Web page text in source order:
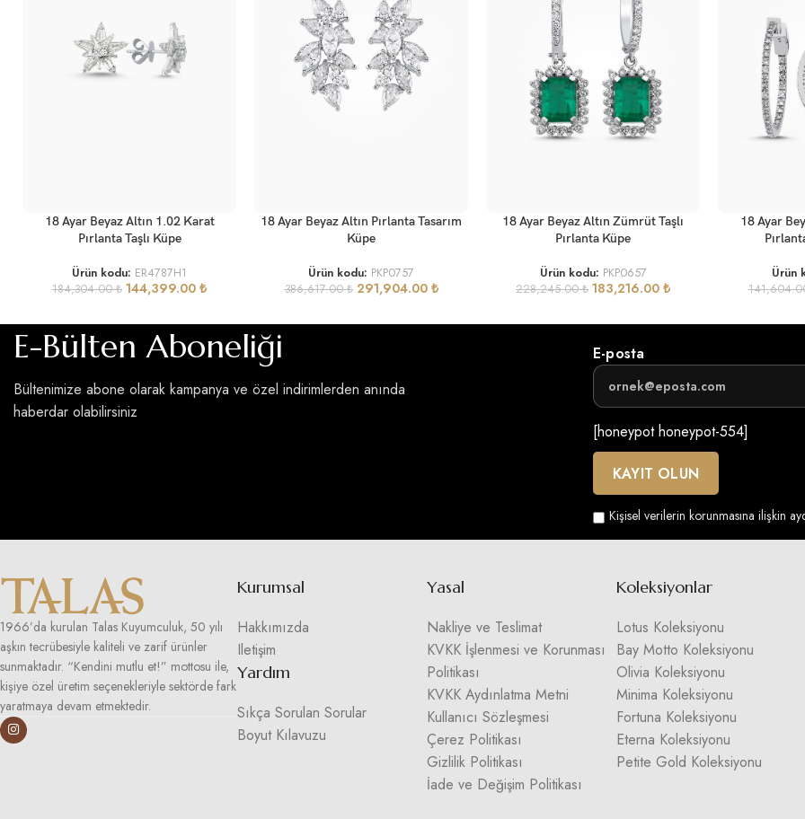
SEPETE EKLE
18 Ayar Beyaz Altın 1.02 Karat
Pırlanta Taşlı Küpe
Ürün kodu: ER4787H1
184,304.00₺ 144,399.00 ₺
DEVAMINI OKU
18 Ayar Beyaz Altın Pırlanta Tasarım
Küpe
Ürün kodu: PKP0757
386,617.00₺ 291,904.00 ₺
SEPETE EKLE
18 Ayar Beyaz Altın Zümrüt Taşlı
Pırlanta Küpe
Ürün kodu: PKP0657
228,245.00₺ 183,216.00 ₺
SEPETE EKLE
18 Ayar
Ürün
E-Bülten Aboneliği
Bültenimize abone olarak kampanya ve özel indirimlerden anında
haberdar olabilirsiniz
E-posta
[honeypot honeypot-554]
Kişisel verilerin korunmasına ilişkin
1966’da kurulan Talas Kuyumculuk, 50 yılı
aşkın tecrübesiyle kaliteli ve zarif ürünler
sunmaktadır. “Kendini mutlu et!” mottosu ile,
kişiye özel üretim seçenekleriyle sektörde fark
yaratmaya devam etmektedir.
Kurumsal
Hakkımızda
Iletişim
Yardım
Sıkça Sorulan Sorular
Boyut Kılavuzu
Yasal
Nakliye ve Teslimat
KVKK İşlenmesi ve Korunması
Politikası
KVKK Aydınlatma Metni
Kullanıcı Sözleşmesi
Çerez Politikası
Gizlilik Politikası
İade ve Değişim Politikası
Koleksiyonlar
Lotus Koleksiyonu
Bay Motto Koleksiyonu
Olivia Koleksiyonu
Minima Koleksiyonu
Fortuna Koleksiyonu
Eterna Koleksiyonu
Petite Gold Koleksiyonu